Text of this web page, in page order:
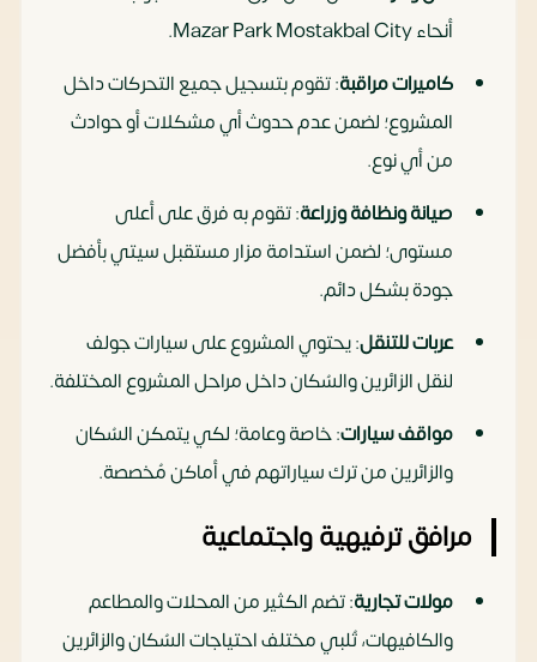
أنحاء Mazar Park Mostakbal City.
كاميرات مراقبة: تقوم بتسجيل جميع التحركات داخل
المشروع؛ لضمن عدم حدوث أي مشكلات أو حوادث
من أي نوع.
صيانة ونظافة وزراعة: تقوم به فرق على أعلى
مستوى؛ لضمن استدامة مزار مستقبل سيتي بأفضل
جودة بشكل دائم.
عربات للتنقل: يحتوي المشروع على سيارات جولف
لنقل الزائرين والسُكان داخل مراحل المشروع المختلفة.
مواقف سيارات: خاصة وعامة؛ لكي يتمكن السُكان
والزائرين من ترك سياراتهم في أماكن مُخصصة.
مرافق ترفيهية واجتماعية
مولات تجارية: تضم الكثير من المحلات والمطاعم
والكافيهات، تُلبي مختلف احتياجات السُكان والزائرين